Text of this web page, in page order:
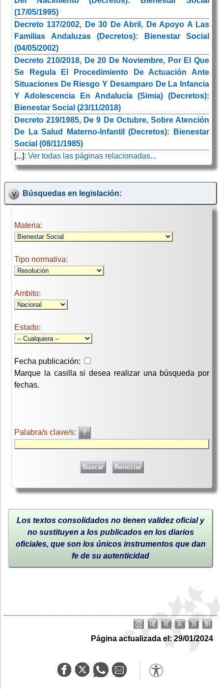
(17/05/1995)
Decreto 137/2002, De 30 De Abril, De Apoyo A Las
Familias Andaluzas (Decretos): Bienestar Social
(04/05/2002)
Decreto 210/2018, De 20 De Noviembre, Por El Que
Se Regula El Procedimiento De Actuación Ante
Situaciones De Riesgo Y Desamparo De La Infancia
Y Adolescencia En Andalucía (Simia) (Decretos):
Bienestar Social (23/11/2018)
Decreto 219/1985, De 9 De Octubre, Sobre Atención
De La Salud Materno-Infantil (Decretos): Bienestar
Social (08/11/1985)
[...]: Ver todas las páginas relacionadas...
Búsquedas en legislación:
Materia:
Tipo normativa:
Ambito:
Estado:
Fecha publicación:
Marque la casilla si desea realizar una búsqueda por
fechas.
Palabra/s clave/s:
Los textos consolidados no tienen validez oficial y
no sustituyen a los publicados en los diarios
oficiales, que son los únicos instrumentos que dan
fe de su autenticidad
Página actualizada el: 29/01/2024